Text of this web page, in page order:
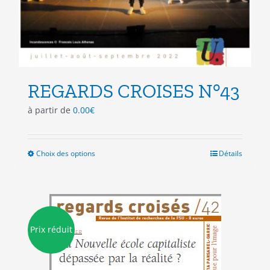
REGARDS CROISES N°43
à partir de 0.00€
Choix des optionsCe
plusieurs
variations.
Les
peuvent
être
Détails
Prix réduit